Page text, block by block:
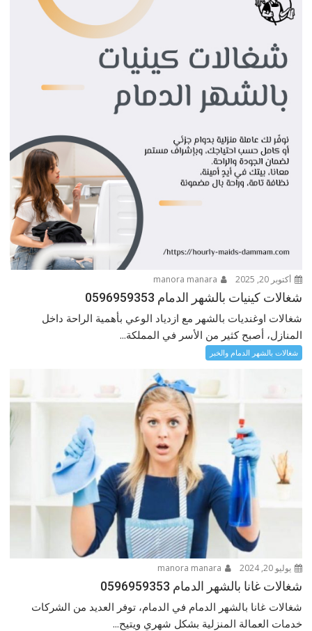
أكتوبر 20, 2025
شغالات كينيات بالشهر الدمام 0596959353
شغالات اوغنديات بالشهر مع ازدياد الوعي بأهمية الراحة داخل
المنازل، أصبح كثير من الأسر في المملكة...
شغالات بالشهر الدمام والخبر
يوليو 20, 2024
شغالات غانا بالشهر الدمام 0596959353
شغالات غانا بالشهر الدمام في الدمام، توفر العديد من الشركات
خدمات العمالة المنزلية بشكل شهري ويتيح...